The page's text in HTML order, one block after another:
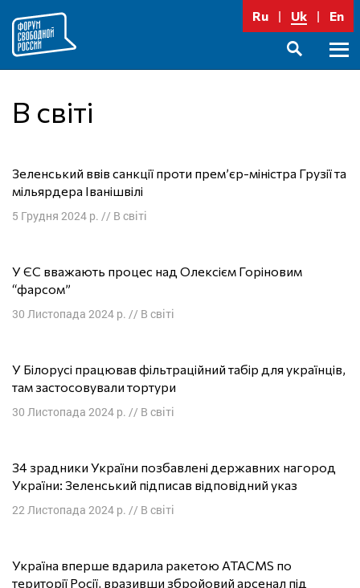
до
вмісту
Ru Uk En
В світі
Зеленський ввів санкції проти прем’єр-міністра Грузії та
мільярдера Іванішвілі
5 Грудня 2024 р. // В світі
У ЄС вважають процес над Олексієм Горіновим
“фарсом”
30 Листопада 2024 р. // В світі
У Білорусі працював фільтраційний табір для українців,
там застосовували тортури
30 Листопада 2024 р. // В світі
34 зрадники України позбавлені державних нагород
України: Зеленський підписав відповідний указ
22 Листопада 2024 р. // В світі
Україна вперше вдарила ракетою ATACMS по
території Росії, вразивши збройовий арсенал під